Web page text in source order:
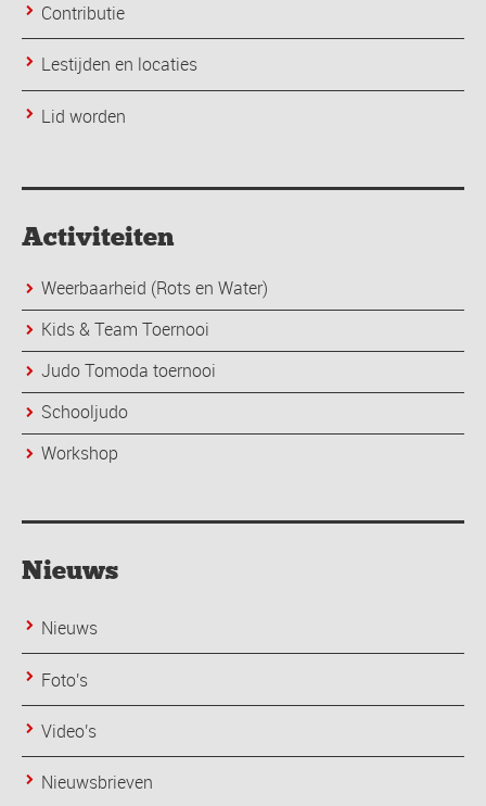
Contributie
Lestijden en locaties
Lid worden
Activiteiten
Weerbaarheid (Rots en Water)
Kids & Team Toernooi
Judo Tomoda toernooi
Schooljudo
Workshop
Nieuws
Nieuws
Foto's
Video's
Nieuwsbrieven